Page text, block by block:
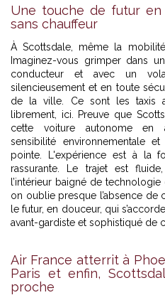
Une touche de futur
sans chauffeur
À Scottsdale, même la
Imaginez-vous grimper dans
conducteur et avec un
silencieusement et en toute
de la ville. Ce sont les taxis
librement, ici. Preuve que
cette voiture autonome en
sensibilité environnementale
pointe. L'expérience est à la
rassurante. Le trajet est
l’intérieur baigné de
on oublie presque l’absence de
le futur, en douceur, qui
avant-gardiste et sophistiqué de
Air France atterrit à
Paris et enfin,
proche